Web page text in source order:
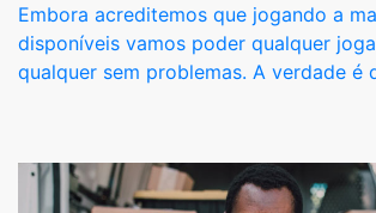
Embora acreditemos que jogando a
disponíveis vamos poder qualquer
qualquer sem problemas. A verdade é